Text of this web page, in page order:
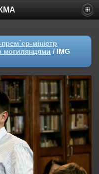
прем`єр-міністр
могилянцями / IMG